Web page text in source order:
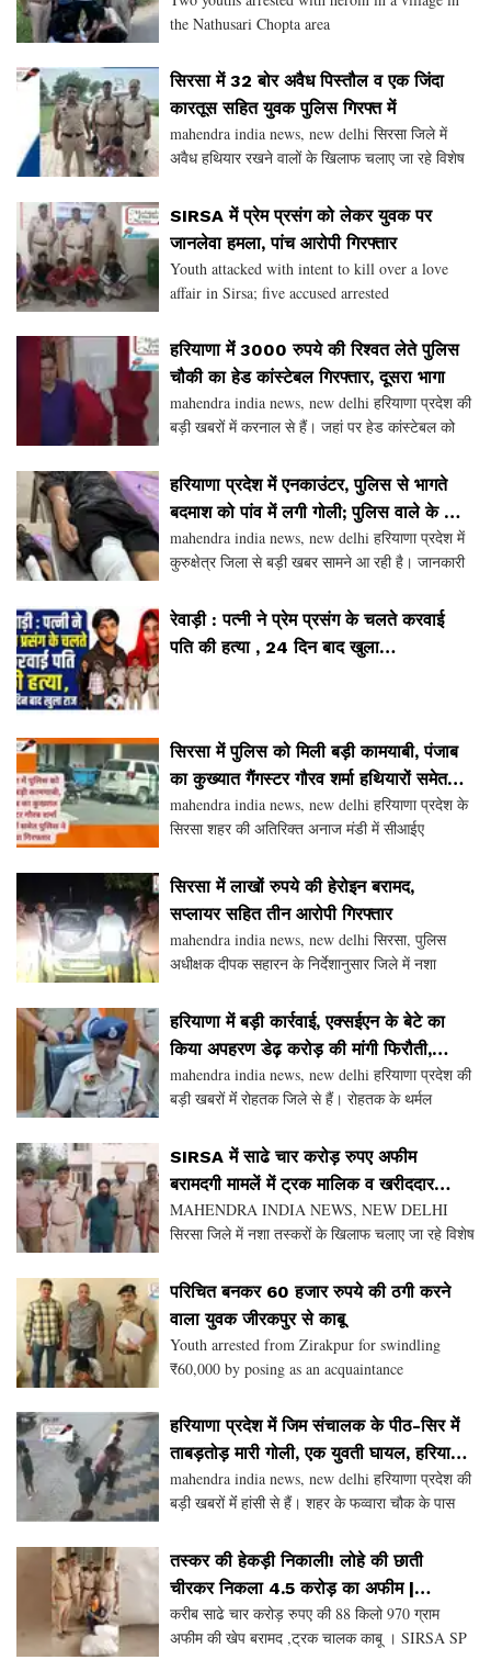
the Nathusari Chopta area
सिरसा में 32 बोर अवैध पिस्तौल व एक जिंदा
कारतूस सहित युवक पुलिस गिरफ्त में
mahendra india news, new delhi सिरसा जिले में
अवैध हथियार रखने वालों के खिलाफ चलाए जा रहे विशेष
कार्रवाई करते हुए गांव कगंनपुर क्षेत्र से एक युवक को 32
SIRSA में प्रेम प्रसंग को लेकर युवक पर
जानलेवा हमला, पांच आरोपी गिरफ्तार
Youth attacked with intent to kill over a love
affair in Sirsa; five accused arrested
हरियाणा मेंं 3000 रुपये की रिश्वत लेते पुलिस
चौकी का हेड कांस्टेबल गिरफ्तार, दूसरा भागा
mahendra india news, new delhi हरियाणा प्रदेश की
बड़ी खबरों में करनाल से हैं। जहां पर हेड कांस्टेबल को
एवं भ्रष्टाचार निरोधक ब्यूरो की करनाल टीम
हरियाणा प्रदेश में एनकाउंटर, पुलिस से भागते
बदमाश को पांव में लगी गोली; पुलिस वाले के हाथ
को दांत से काटकर भागने का प्रयास
mahendra india news, new delhi हरियाणा प्रदेश में
कुरुक्षेत्र जिला से बड़ी खबर सामने आ रही है। जानकारी
भागने का प्रयास कर रहे बदमाश के पैर में गोली ल
रेवाड़ी : पत्नी ने प्रेम प्रसंग के चलते करवाई
पति की हत्या , 24 दिन बाद खुला
सिरसा में पुलिस को मिली बड़ी कामयाबी, पंजाब
का कुख्यात गैंगस्टर गौरव शर्मा हथियारों समेत
पुलिस ने किया गिरफ्तार
mahendra india news, new delhi हरियाणा प्रदेश के
सिरसा शहर की अतिरिक्त अनाज मंडी में सीआईए
गौरव शर्मा को काबू कर लिया है। पुलिस ने उसके पास से
हथिय
सिरसा में लाखों रुपये की हेरोइन बरामद,
सप्लायर सहित तीन आरोपी गिरफ्तार
mahendra india news, new delhi सिरसा, पुलिस
अधीक्षक दीपक सहारन के निर्देशानुसार जिले में नशा
सीआईए सिरसा पुलिस ने कार्रवाई करते हुए सप्लायर सहित
तीन आ
हरियाणा में बड़ी कार्रवाई, एक्सईएन के बेटे का
किया अपहरण डेढ़ करोड़ की मांगी फिरौती,
पुलिस मुठभेड़ में सकुशल बरामद
mahendra india news, new delhi हरियाणा प्रदेश की
बड़ी खबरों मेंं रोहतक जिले से हैं। रोहतक के थर्मल
साढ़े 9 बजे 12 वर्षीय कबीर का अपहरण कर लिया। पुलिस
SIRSA में साढे चार करोड़ रुपए अफीम
बरामदगी मामलें में ट्रक मालिक व खरीददार
काबू, अब एसआईटी करेगी नशा तस्करी के
नेटवर्क का पर्दाफाश :- एसपी
MAHENDRA INDIA NEWS, NEW DELHI
सिरसा जिले में नशा तस्करों के खिलाफ चलाए जा रहे विशेष
तस्करी में संलिप्त दो मुख्य मगरमच्छों को दबोच कर नशा
तस्करों क
परिचित बनकर 60 हजार रुपये की ठगी करने
वाला युवक जीरकपुर से काबू
Youth arrested from Zirakpur for swindling
₹60,000 by posing as an acquaintance
हरियाणा प्रदेश में जिम संचालक के पीठ-सिर में
ताबड़तोड़ मारी गोली, एक युवती घायल, हरियाणा
में जिम संचालक की सुबह के समय हत्या
mahendra india news, new delhi हरियाणा प्रदेश की
बड़ी खबरों मेंं हांसी से हैं। शहर के फव्वारा चौक के पास
ताबड़तोड़ 10 राउंड फायर कर हत्या कर दी। घटना वी
तस्कर की हेकड़ी निकाली! लोहे की छाती
चीरकर निकला ₹4.5 करोड़ का अफीम |
SIRSA POLICE NEWS
करीब साढे चार करोड़ रुपए की 88 किलो 970 ग्राम
अफीम की खेप बरामद ,ट्रक चालक काबू । SIRSA SP